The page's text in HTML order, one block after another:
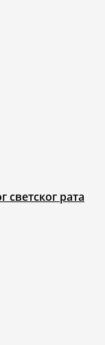
рата